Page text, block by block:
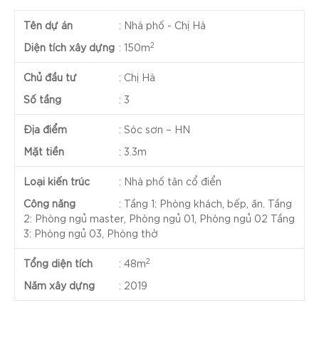
Tên dự án : Nhà phố - Chị Hà
Diện tích xây dựng : 150m2
Chủ đầu tư : Chị Hà
Số tầng
: 3
Địa điểm : Sóc sơn – HN
Mặt tiền
: 3.3m
Loại kiến trúc : Nhà phố tân cổ điển
Công năng
: Tầng 1: Phòng khách, bếp, ăn. Tầng
2: Phòng ngủ master, Phòng ngủ 01, Phòng ngủ 02 Tầng
3: Phòng ngủ 03, Phòng thờ
Tổng diện tích : 48m2
Năm xây dựng : 2019